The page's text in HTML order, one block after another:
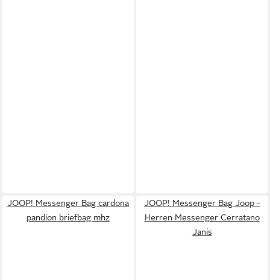
JOOP! Messenger Bag cardona
pandion briefbag mhz
JOOP! Messenger Bag Joop -
Herren Messenger Cerratano
Janis